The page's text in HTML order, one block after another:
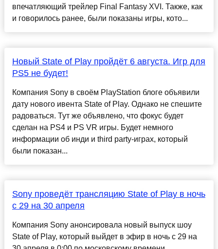
впечатляющий трейлер Final Fantasy XVI. Также, как
и говорилось ранее, были показаны игры, кото...
Новый State of Play пройдёт 6 августа. Игр для
PS5 не будет!
Компания Sony в своём PlayStation блоге объявили
дату нового ивента State of Play. Однако не спешите
радоваться. Тут же объявлено, что фокус будет
сделан на PS4 и PS VR игры. Будет немного
информации об инди и third party-играх, который
были показан...
Sony проведёт трансляцию State of Play в ночь
с 29 на 30 апреля
Компания Sony анонсировала новый выпуск шоу
State of Play, который выйдет в эфир в ночь с 29 на